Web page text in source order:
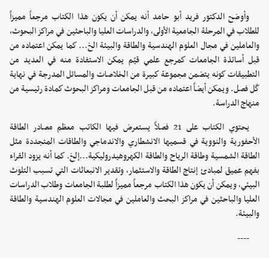
وأوضح الدكتور فريد أبو حامد أنه يمكن أن يكون هذا الكتاب مرجعاً مميزاً
للطلاب في المرحلة الجامعية الأولى، والدراسات العليا والباحثين في مراكز البحوث،
والعاملين في مجال العلوم الهندسية والطاقة والبيئة الخ... كما يمكن اعتماده من
قبل أساتذة الجامعات كمرجع علمي قيّم يمكن الاستفادة منه في العديد من
التطبيقات كونه يتضمن مجموعة كبيرة من الخلاصات والمسائل المدرجة في نهاية
كّل فصل. ويمكن أيضاً اعتماده من قبل الجامعات ومراكز البحوث كمادة رئيسية من
منهاج الدراسة.
يحتوي الكتاب على 21 فصلاً يستعرض فيها الكاتب معظم مصادر الطاقة
الأحفورية والنووية في قسميها الانشطاري والاندماجي والطاقات المتجددة مثل
الطاقة الشمسية وطاقة الرياح والطاقة الكهروهيدروليكية...إلخ. كما أنه يزود القراء
بفهم عميق لمبادئ إنتاج الطاقة والاستثمار، وتقدير الانبعاثات التي تسبب التلوث
البيئي، ويمكن أن يكون هذا الكتاب مرجعاً مميزاً لطلبة الجامعات وطلاب الدراسات
العليا والباحثين في مراكز البحث والعاملين في مجالات العلوم الهندسية والطاقة
والبيئة.
----